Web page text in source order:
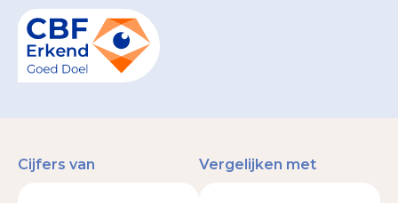
Cijfers van Vergelijken met